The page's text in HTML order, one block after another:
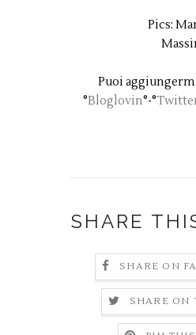
Pics:
Puoi
°Bloglovin°-°
SHARE
SHARE ON
SHARE ON